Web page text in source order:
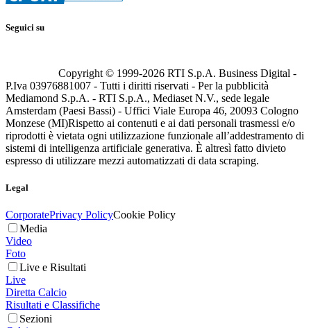
Seguici su
Copyright © 1999-2026 RTI S.p.A. Business Digital -
P.Iva 03976881007 - Tutti i diritti riservati - Per la pubblicità
Mediamond S.p.A. - RTI S.p.A., Mediaset N.V., sede legale
Amsterdam (Paesi Bassi) - Uffici Viale Europa 46, 20093 Cologno
Monzese (MI)Rispetto ai contenuti e ai dati personali trasmessi e/o
riprodotti è vietata ogni utilizzazione funzionale all’addestramento di
sistemi di intelligenza artificiale generativa. È altresì fatto divieto
espresso di utilizzare mezzi automatizzati di data scraping.
Legal
CorporatePrivacy PolicyCookie Policy
Media
Video
Foto
Live e Risultati
Live
Diretta Calcio
Risultati e Classifiche
Sezioni